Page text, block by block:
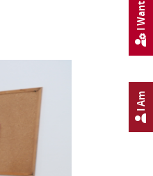
I Am
I Want